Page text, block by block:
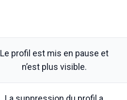
Le profil est mis en pause et
n’est plus visible.